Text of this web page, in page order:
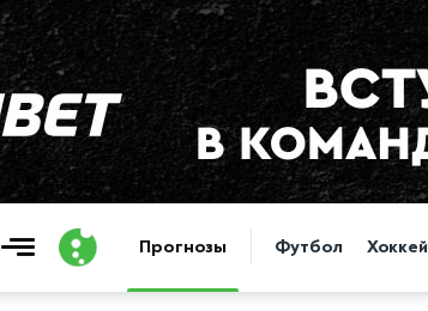
Прогнозы Футбол Хоккей